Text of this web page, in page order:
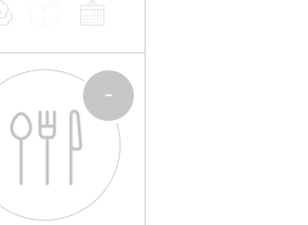
-